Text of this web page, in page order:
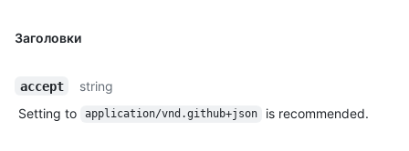
Заголовки
accept
string
Setting to
application/vnd.github+json is recommended.